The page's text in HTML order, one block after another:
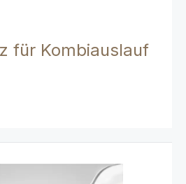
für Kombiauslauf